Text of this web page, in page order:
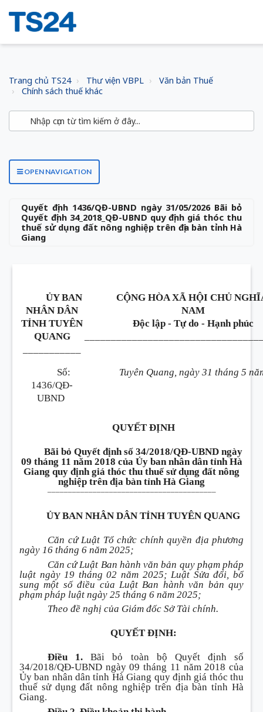
Trang chủ TS24 Thư viện VBPL
Văn bản Thuế
Chính sách thuế khác
OPEN NAVIGATION
Quyết định 1436/QĐ-UBND ngày 31/05/2026 Bãi bỏ
Quyết định 34_2018_QĐ-UBND quy định giá thóc thu
thuế sử dụng đất nông nghiệp trên địa bàn tỉnh Hà
Giang
ỦY BAN
NHÂN DÂN
TỈNH TUYÊN
QUANG
CỘNG HÒA XÃ HỘI CHỦ
NAM
Độc lập - Tự do - Hạnh phúc
Số:
1436/QĐ-
UBND
Tuyên Quang, ngày 31 tháng 5
QUYẾT ĐỊNH
Bãi bỏ Quyết định số 34/2018/QĐ-UBND ngày
09 tháng 11 năm 2018 của Ủy ban nhân dân tỉnh Hà
Giang quy định giá thóc thu thuế sử dụng đất nông
nghiệp trên địa bàn tỉnh Hà Giang
_________________________________________
ỦY BAN NHÂN DÂN TỈNH TUYÊN QUANG
Căn cứ Luật Tổ chức chính quyền địa phương
ngày 16 tháng 6 năm 2025;
Căn cứ Luật Ban hành văn bản quy phạm pháp
luật ngày 19 tháng 02 năm 2025; Luật Sửa đổi, bổ
sung một số điều của Luật Ban hành văn bản quy
phạm pháp luật ngày 25 tháng 6 năm 2025;
Theo đề nghị của Giám đốc Sở Tài chính.
QUYẾT ĐỊNH:
Điều 1.Bãi bỏ toàn bộ Quyết định số
34/2018/QĐ-UBND ngày 09 tháng 11 năm 2018 của
Ủy ban nhân dân tỉnh Hà Giang quy định giá thóc thu
thuế sử dụng đất nông nghiệp trên địa bàn tỉnh Hà
Giang.